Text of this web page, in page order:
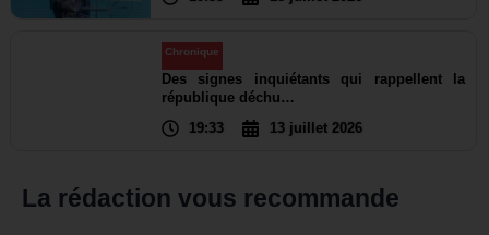
Chronique
Des signes inquiétants qui rappellent la
république déchu…
19:33
13 juillet 2026
La rédaction vous recommande